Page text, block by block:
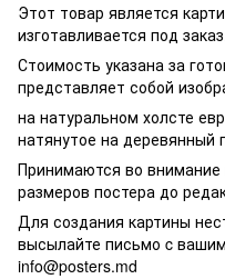
Этот товар является
изготавливается под
Стоимость указана за
представляет собой
на натуральном холсте
натянутое на
Принимаются во внимание
размеров постера до
Для создания картины
высылайте письмо c
info@posters.md